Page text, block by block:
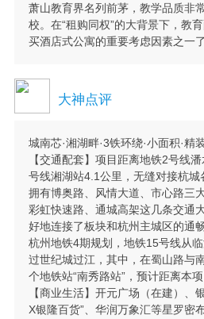
萧山教育界名列前茅，教学品质非
校。在“租购同权”的大背景下，教
买酒店式公寓的重要考虑因素之一了
大神点评
城南芯·湘湖畔·3铁环绕·小面积·精
【交通配套】项目距离地铁2号线
号线湘湖站4.1公里，无缝对接杭城
拥有博奥路、风情大道、市心路三
彩虹快速路、通城高架这几条交通
好地连接了板块和杭州主城区的通畅
杭州地铁4期规划，地铁15号线从
过世纪城过江，其中，在蜀山路与
个地铁站“南秀路站”，预计距离本项
【商业生活】开元广场（在建）、
X银隆百货”、华润万象汇等星罗密布